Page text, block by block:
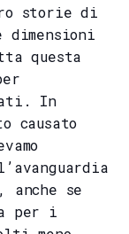
storie di
dimensioni
questa
In
causato
se
per i